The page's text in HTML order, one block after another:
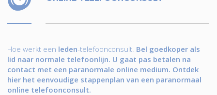
Hoe werkt een leden-telefoonconsult. Bel goedkoper als
lid naar normale telefoonlijn. U gaat pas betalen na
contact met een paranormale online medium. Ontdek
hier het eenvoudige stappenplan van een paranormaal
online telefoonconsult.